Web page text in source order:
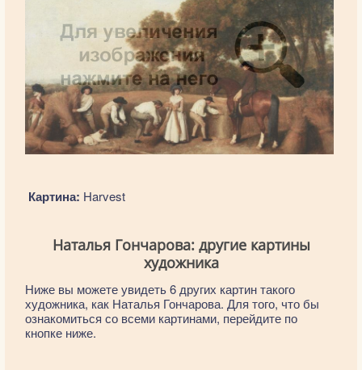
Картина: Harvest
Наталья Гончарова: другие картины
художника
Ниже вы можете увидеть 6 других картин такого
художника, как Наталья Гончарова. Для того, что бы
ознакомиться со всеми картинами, перейдите по
кнопке ниже.